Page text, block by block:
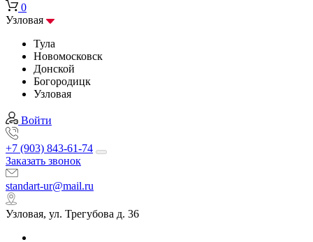
0
Узловая
Тула
Новомосковск
Донской
Богородицк
Узловая
Войти
+7 (903) 843-61-74
Заказать звонок
standart-ur@mail.ru
Узловая, ул. Трегубова д. 36